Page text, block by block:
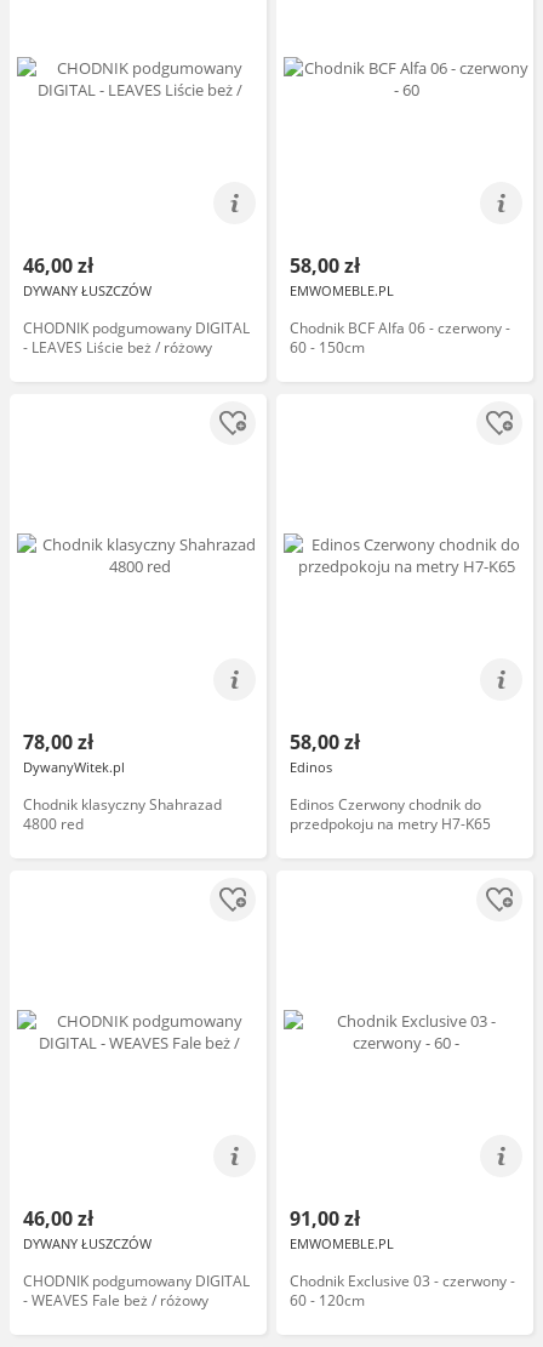
46,00 zł
DYWANY ŁUSZCZÓW
CHODNIK podgumowany DIGITAL
- LEAVES Liście beż / różowy
58,00 zł
EMWOMEBLE.PL
Chodnik BCF Alfa 06 - czerwony -
60 - 150cm
78,00 zł
DywanyWitek.pl
Chodnik klasyczny Shahrazad
4800 red
58,00 zł
Edinos
Edinos Czerwony chodnik do
przedpokoju na metry H7-K65
46,00 zł
DYWANY ŁUSZCZÓW
CHODNIK podgumowany DIGITAL
- WEAVES Fale beż / różowy
91,00 zł
EMWOMEBLE.PL
Chodnik Exclusive 03 - czerwony -
60 - 120cm